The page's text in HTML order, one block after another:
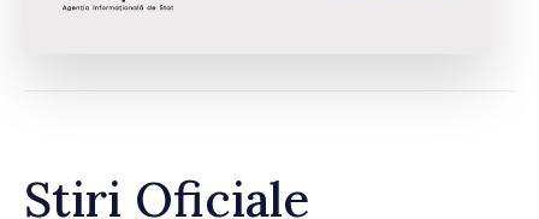
Știri Oficiale